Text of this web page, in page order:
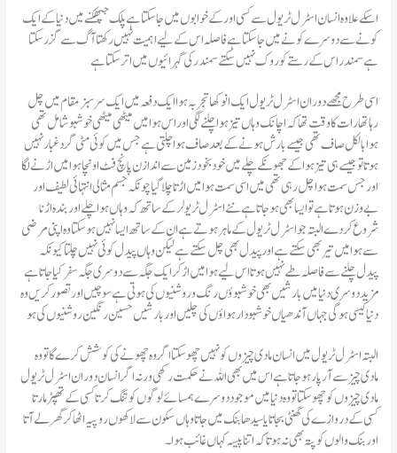
اسکے علاوہ انسان اسٹرل ٹریول سے کسی اور کے خوابوں میں جا سکتا ہے پلک جپھکنے میں دنیا کے ایک
کونے سے دوسرے کونے میں جا سکتا ہے فاصلہ اس کے لیے اہمیت نہیں رکھتا آگ سے گزر سکتا
ہے سمندر اس کے رستے کو روک نہیں سکتے سمندر کی گہرائیوں میں اتر سکتا ہے
اسی طرح مجھے دوران اسٹرل ٹریول ایک انوکھا تجربہ ہوا ایک دفعہ میں ایک سر سبز مقام میں چل
رہا تھا رات کا وقت تھا کہ اچانک وہاں تیز ہوا چلنے لگی اور اس ہوا میں میٹھی میٹھی خوشبو شامل تھی
ہوا بالکل صاف تھی جیسے بارش ہونے کے بعد صاف ہوا چلتی ہے جس میں کوئی مٹی گردغبار نہیں
ہوتا تو جیسے ہی تیز ہوا کے جھونکے چلے میں خودبخود زمین سے اندازن پانچ فٹ اونچا ہوا میں اڑنے لگا
اور جس سمت ہوا چل رہی تھی میں اسی سمت ہوا میں اڑتا چلا گیا چونکہ جسم مثالی انتہائی لطیف اور
بے وزن ہوتا ہے تو ایسا بھی ہو جاتا ہے نئے اسٹرل ٹریولر کے ساتھ کہ وہاں ہوا چلے اور بندہ اڑنا
شروع کردے البتہ جو اسٹرل ٹریول کے ماہر ہوتے ہے ان کے ساتھ ایسا نہیں ہو سکتا وہ اپنی مرضی
سے ہوا میں تیر بھی سکتے ہے اور پیدل بھی چل سکتے ہے لیکن وہاں پیدل کوئی نہیں چلتا کیونکہ
پیدل چلنے سے فاصلہ طے نہیں ہوتا اس لیے ہوا میں اڑ کر ایک جگہ سے دوسری جگہ سفر کیا جاتا ہے
مزید دوسری دنیا میں بارشیں بھی خوشبوؤں رنگ و روشنیوں کی ہوتی ہے سوچیں اور تصور کریں وہ
دنیا کیسی ہوگی جہاں آندھیاں خوشبو دار ہواؤں کی چلیں اور بارشیں حسین رنگین روشنیوں کی ہو
البتہ اسٹرل ٹریول میں انسان مادی چیزوں کو نہیں چھو سکتا اگر وہ چھونے کی کوشش کرے گا تو وہ
مادی چیز سے آرپار ہو جاتا ہے اس میں بھی اللہ نے حکمت رکھی ورنہ اگر انسان دوران اسٹرل ٹریول
مادی چیزوں کو چھو سکتا تو وہ دنیا میں موجود دوسرے ہمسائے لوگوں کو تنگ کرتا کسی کے تھپڑ مارتا
کسی کے دروازے کی گھنٹی بجاتا یا سیدھا بنک میں جاتا وہاں سکون سے لاکھوں روپیہ اٹھا کر گھر لے آتا
اور بنک والوں کو پتہ بھی نہ ہوتا کہ اتنا پیسہ کہاں غائب ہوا۔